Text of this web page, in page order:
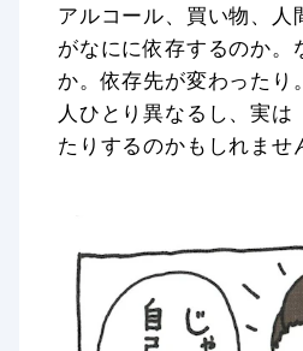
アルコール、買い物、
がなにに依存するのか。
か。依存先が変わったり
人ひとり異なるし、実は
たりするのかもしれませ